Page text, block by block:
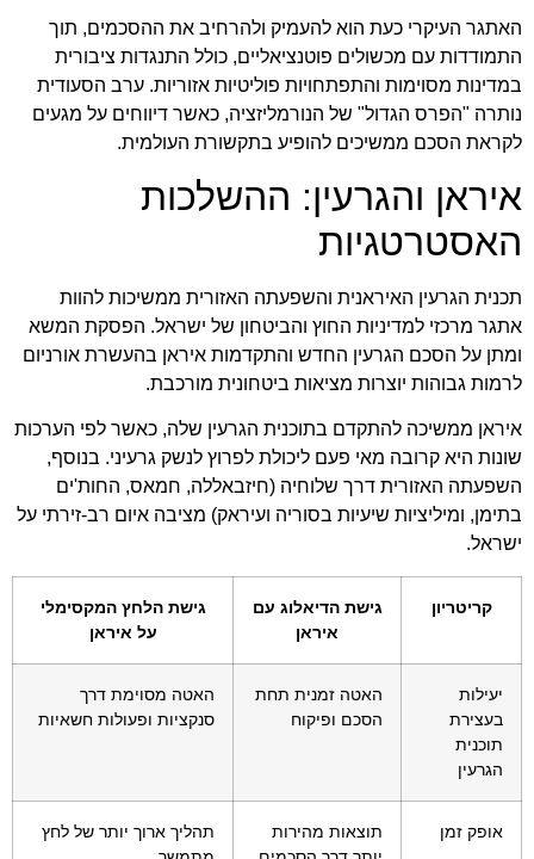
האתגר העיקרי כעת הוא להעמיק ולהרחיב את ההסכמים, תוך
התמודדות עם מכשולים פוטנציאליים, כולל התנגדות ציבורית
במדינות מסוימות והתפתחויות פוליטיות אזוריות. ערב הסעודית
נותרה "הפרס הגדול" של הנורמליזציה, כאשר דיווחים על מגעים
לקראת הסכם ממשיכים להופיע בתקשורת העולמית.
איראן והגרעין: ההשלכות
האסטרטגיות
תכנית הגרעין האיראנית והשפעתה האזורית ממשיכות להוות
אתגר מרכזי למדיניות החוץ והביטחון של ישראל. הפסקת המשא
ומתן על הסכם הגרעין החדש והתקדמות איראן בהעשרת אורניום
לרמות גבוהות יוצרות מציאות ביטחונית מורכבת.
איראן ממשיכה להתקדם בתוכנית הגרעין שלה, כאשר לפי הערכות
שונות היא קרובה מאי פעם ליכולת לפרוץ לנשק גרעיני. בנוסף,
השפעתה האזורית דרך שלוחיה (חיזבאללה, חמאס, החות'ים
בתימן, ומיליציות שיעיות בסוריה ועיראק) מציבה איום רב-זירתי על
ישראל.
קריטריון
גישת הדיאלוג עם
איראן
גישת הלחץ המקסימלי
על איראן
יעילות
בעצירת
תוכנית
הגרעין
האטה זמנית תחת
הסכם ופיקוח
האטה מסוימת דרך
סנקציות ופעולות חשאיות
אופק זמן
תוצאות מהירות
תהליך ארוך יותר של לחץ